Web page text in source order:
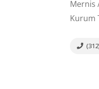
Mernis
Kurum